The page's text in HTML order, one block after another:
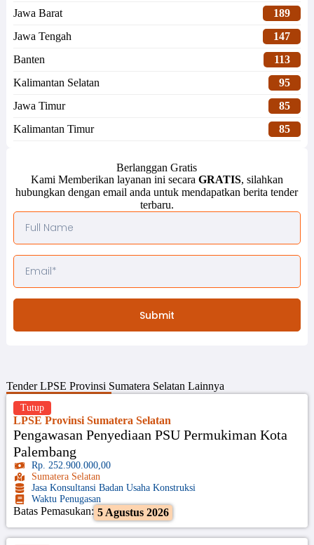
Jawa Barat
189
Jawa Tengah
147
Banten
113
Kalimantan Selatan
95
Jawa Timur
85
Kalimantan Timur
85
Berlanggan Gratis
Kami Memberikan layanan ini secara GRATIS, silahkan
hubungkan dengan email anda untuk mendapatkan berita tender
terbaru.
Submit
TenderLPSE Provinsi Sumatera Selatan Lainnya
LPSE Provinsi Sumatera Selatan
Pengawasan Penyediaan PSU Permukiman Kota
Palembang
Rp. 252.900.000,00
Sumatera Selatan
Jasa Konsultansi Badan Usaha Konstruksi
Waktu Penugasan
Batas Pemasukan: 5 Agustus 2026
Tutup